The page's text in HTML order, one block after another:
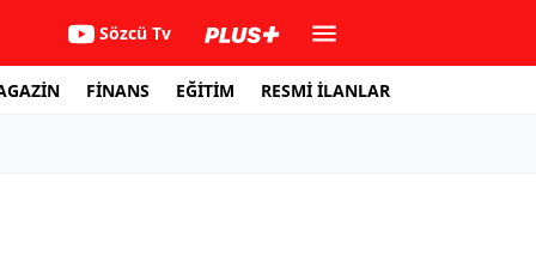
Sözcü Tv
FİNANS EĞİTİM RESMİ İLANLAR